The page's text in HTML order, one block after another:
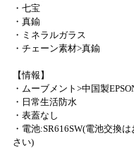
・七宝
・真鍮
・ミネラルガラス
・チェーン素材>真鍮
【情報】
・ムーブメント>中国製
・日常生活防水
・表蓋なし
・電池:SR616SW(電池交換
さい)